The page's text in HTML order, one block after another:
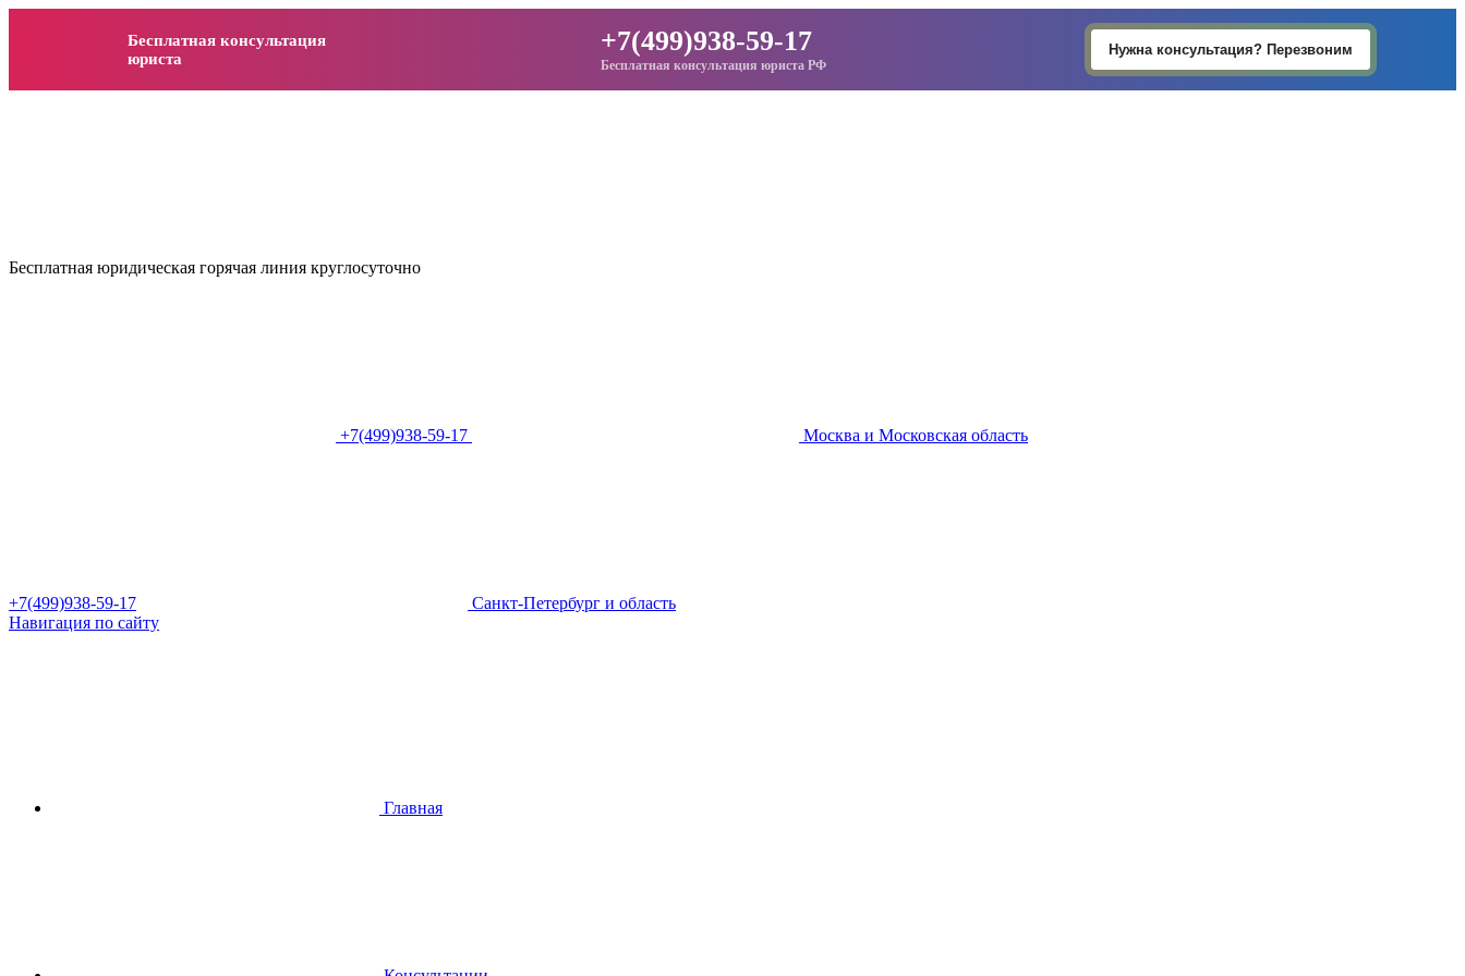
Бесплатная консультация
юриста
+7(499)938-59-17
Бесплатная консультация юриста РФ
Нужна консультация? Перезвоним
Бесплатная юридическая горячая линия круглосуточно
+7(499)938-59-17 Москва и Московская область
+7(499)938-59-17
Санкт-Петербург и область
Навигация по сайту
Главная